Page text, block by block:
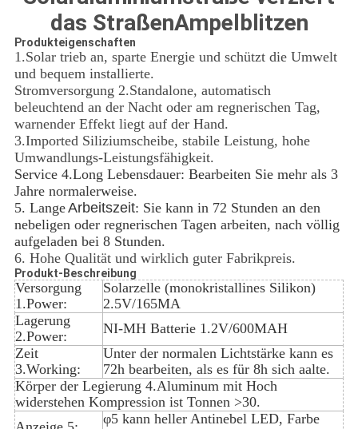
das StraßenAmpelblitzen
Produkteigenschaften
1.Solar trieb an, sparte Energie und schützt die Umwelt
und bequem installierte.
Stromversorgung 2.Standalone, automatisch
beleuchtend an der Nacht oder am regnerischen Tag,
warnender Effekt liegt auf der Hand.
3.Imported Siliziumscheibe, stabile Leistung, hohe
Umwandlungs-Leistungsfähigkeit.
Service 4.Long Lebensdauer: Bearbeiten Sie mehr als 3
Jahre normalerweise.
5. LangeArbeitszeit: Sie kann in 72 Stunden an den
nebeligen oder regnerischen Tagen arbeiten, nach völlig
aufgeladen bei 8 Stunden.
6. Hohe Qualität und wirklich guter Fabrikpreis.
Produkt-Beschreibung
Versorgung
1.Power:
Solarzelle (monokristallines Silikon)
2.5V/165MA
Lagerung
2.Power:
NI-MH Batterie 1.2V/600MAH
Zeit
3.Working:
Unter der normalen Lichtstärke kann es
72h bearbeiten, als es für 8h sich aalte.
Körper der Legierung 4.Aluminum mit Hoch
widerstehen Kompression ist Tonnen >30.
φ5 kann heller Antinebel LED, Farbe